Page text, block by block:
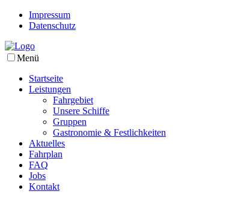
Impressum
Datenschutz
Menü
Startseite
Leistungen
Fahrgebiet
Unsere Schiffe
Gruppen
Gastronomie & Festlichkeiten
Aktuelles
Fahrplan
FAQ
Jobs
Kontakt